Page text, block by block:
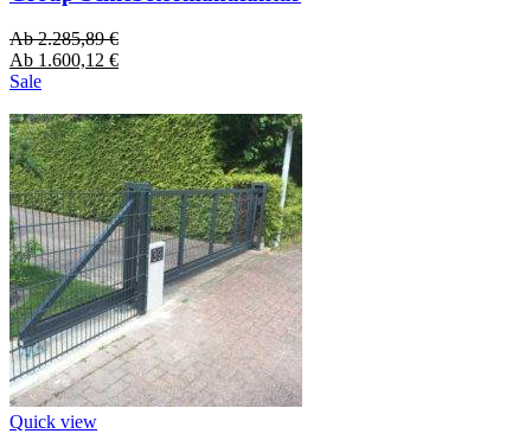
Ab2.285,89€
Ab 1.600,12 €
Sale
Quick view